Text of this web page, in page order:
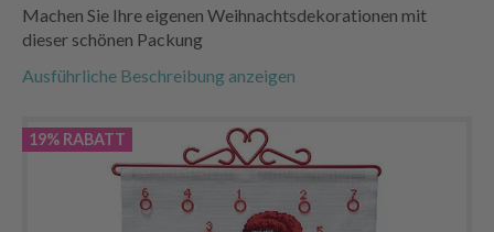
Machen Sie Ihre eigenen Weihnachtsdekorationen mit
dieser schönen Packung
Ausführliche Beschreibung anzeigen
19% RABATT